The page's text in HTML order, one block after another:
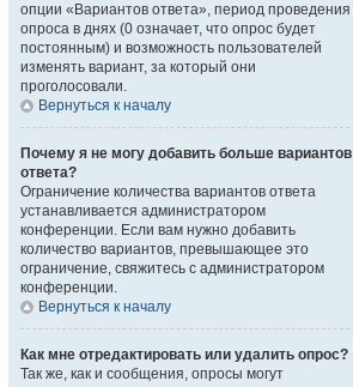
опции «Вариантов ответа», период проведения
опроса в днях (0 означает, что опрос будет
постоянным) и возможность пользователей
изменять вариант, за который они
проголосовали.
Вернуться к началу
Почему я не могу добавить больше вариантов
ответа?
Ограничение количества вариантов ответа
устанавливается администратором
конференции. Если вам нужно добавить
количество вариантов, превышающее это
ограничение, свяжитесь с администратором
конференции.
Вернуться к началу
Как мне отредактировать или удалить опрос?
Так же, как и сообщения, опросы могут